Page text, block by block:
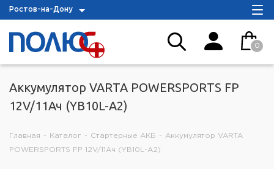
Ростов-на-Дону
0
Аккумулятор VARTA POWERSPORTS FP
12V/11Ач (YB10L-A2)
Главная - Каталог - Стартерные АКБ - Аккумулятор VARTA
POWERSPORTS FP 12V/11Ач (YB10L-A2)